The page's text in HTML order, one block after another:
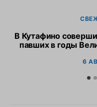
В Кутафино
павших в годы
6